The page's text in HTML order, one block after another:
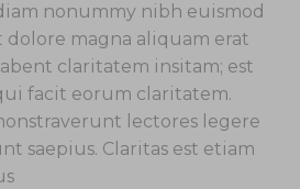
nonummy nibh euismod
magna aliquam erat
claritatem insitam; est
facit eorum claritatem.
lectores legere
saepius. Claritas est etiam